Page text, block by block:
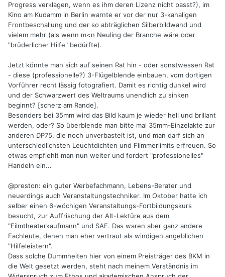
Progress verklagen, wenn es ihm deren Lizenz nicht passt?), im
Kino am Kudamm in Berlin warnte er vor der nur 3-kanaligen
Frontbeschallung und der so abträglichen Silberbildwand und
vielem mehr (als wenn m<n Neuling der Branche wäre oder
"brüderlicher Hilfe" bedürfte).
Jetzt könnte man sich auf seinen Rat hin - oder sonstwessen Rat
- diese (professionelle?) 3-Flügelblende einbauen, vom dortigen
Vorführer recht lässig fotografiert. Damit es richtig dunkel wird
und der Schwarzwert des Weltraums unendlich zu sinken
beginnt? [scherz am Rande].
Besonders bei 35mm wird das Bild kaum je wieder hell und brillant
werden, oder? So überblende man bitte mal 35mm-Einzelakte zur
anderen DP75, die noch unverbastelt ist, und man darf sich an
unterschiedlichsten Leuchtdichten und Flimmerlimits erfreuen. So
etwas empfiehlt man nun weiter und fordert "professionelles"
Handeln ein...
@preston: ein guter Werbefachmann, Lebens-Berater und
neuerdings auch Veranstaltungstechniker. Im Oktober hatte ich
selber einen 6-wöchigen Veranstaltungs-Fortbildungskurs
besucht, zur Auffrischung der Alt-Lektüre aus dem
"Filmtheaterkaufmann" und SAE. Das waren aber ganz andere
Fachleute, denen man eher vertraut als windigen angeblichen
"Hilfeleistern".
Dass solche Dummheiten hier von einem Preisträger des BKM in
die Welt gesetzt werden, steht nach meinem Verständnis im